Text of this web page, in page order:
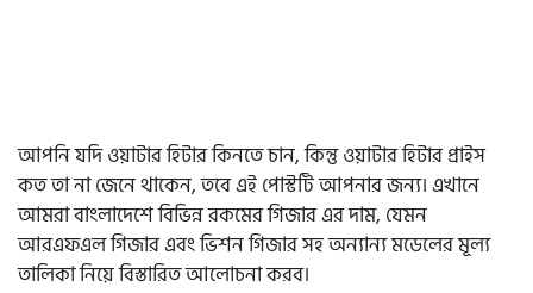
আপনি যদি ওয়াটার হিটার কিনতে চান, কিন্তু ওয়াটার হিটার প্রাইস
কত তা না জেনে থাকেন, তবে এই পোস্টটি আপনার জন্য। এখানে
আমরা বাংলাদেশে বিভিন্ন রকমের গিজার এর দাম, যেমন
আরএফএল গিজার এবং ভিশন গিজার সহ অন্যান্য মডেলের মূল্য
তালিকা নিয়ে বিস্তারিত আলোচনা করব।